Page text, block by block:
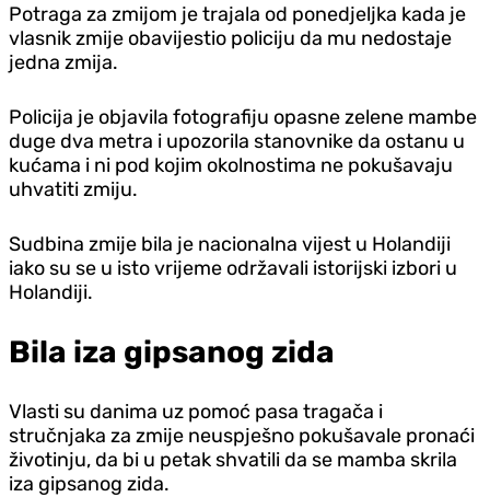
Potraga za zmijom je trajala od ponedjeljka kada je
vlasnik zmije obavijestio policiju da mu nedostaje
jedna zmija.
Policija je objavila fotografiju opasne zelene mambe
duge dva metra i upozorila stanovnike da ostanu u
kućama i ni pod kojim okolnostima ne pokušavaju
uhvatiti zmiju.
Sudbina zmije bila je nacionalna vijest u Holandiji
iako su se u isto vrijeme održavali istorijski izbori u
Holandiji.
Bila iza gipsanog zida
Vlasti su danima uz pomoć pasa tragača i
stručnjaka za zmije neuspješno pokušavale pronaći
životinju, da bi u petak shvatili da se mamba skrila
iza gipsanog zida.